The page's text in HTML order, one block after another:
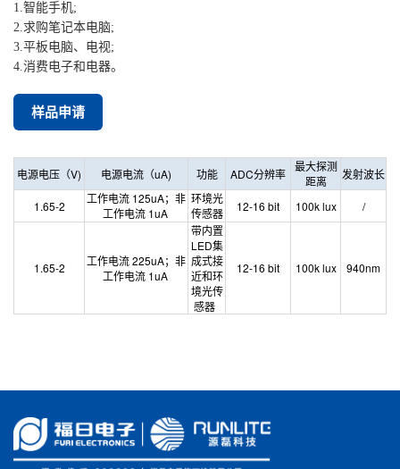
1.智能手机;
2.求购笔记本电脑;
3.平板电脑、电视;
4.消费电子和电器。
样品申请
电源电压（V) 电源电流（uA) 功能 ADC分辨率
最大探测
距离
发射波长
1.65-2
工作电流 125uA；非
工作电流 1uA
环境光
传感器
12-16 bit 100k lux /
1.65-2 工作电流225uA；非
工作电流 1uA
带内置
LED集
成式接
近和环
境光传
感器
12-16 bit 100k lux 940nm